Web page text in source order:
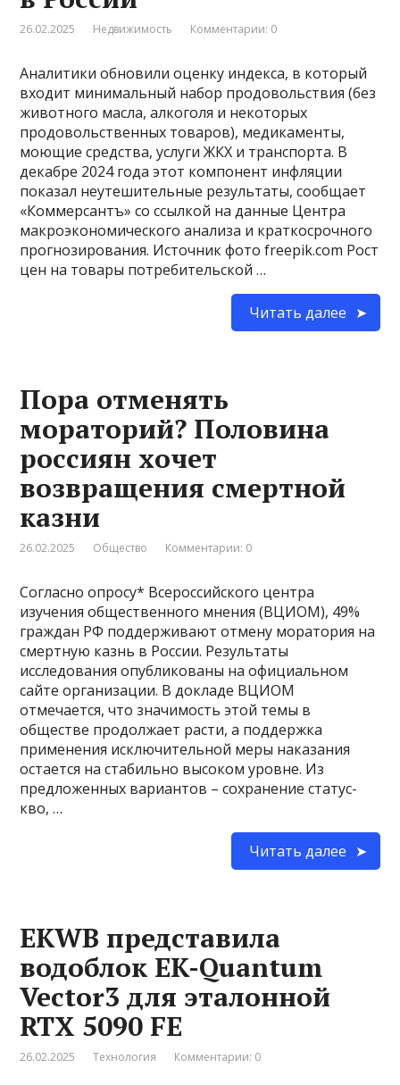
26.02.2025 Недвижимость Комментарии: 0
Аналитики обновили оценку индекса, в который
входит минимальный набор продовольствия (без
животного масла, алкоголя и некоторых
продовольственных товаров), медикаменты,
моющие средства, услуги ЖКХ и транспорта. В
декабре 2024 года этот компонент инфляции
показал неутешительные результаты, сообщает
«Коммерсантъ» со ссылкой на данные Центра
макроэкономического анализа и краткосрочного
прогнозирования. Источник фото freepik.com Рост
цен на товары потребительской …
Читать далее
Пора отменять
мораторий? Половина
россиян хочет
возвращения смертной
казни
26.02.2025 Общество Комментарии: 0
Согласно опросу* Всероссийского центра
изучения общественного мнения (ВЦИОМ), 49%
граждан РФ поддерживают отмену моратория на
смертную казнь в России. Результаты
исследования опубликованы на официальном
сайте организации. В докладе ВЦИОМ
отмечается, что значимость этой темы в
обществе продолжает расти, а поддержка
применения исключительной меры наказания
остается на стабильно высоком уровне. Из
предложенных вариантов – сохранение статус-
кво, …
Читать далее
EKWB представила
водоблок EK-Quantum
Vector3 для эталонной
RTX 5090 FE
26.02.2025 Технология Комментарии: 0